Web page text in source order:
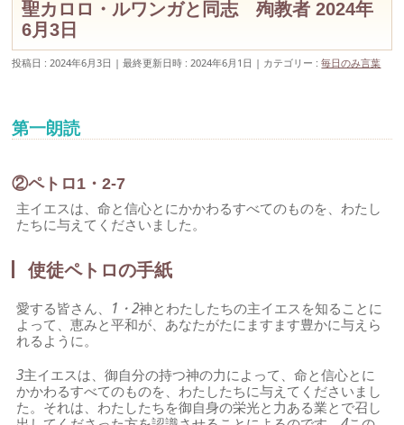
聖カロロ・ルワンガと同志 殉教者 2024年
6月3日
投稿日 : 2024年6月3日 最終更新日時 : 2024年6月1日 カテゴリー :毎日のみ言葉
第一朗読
②ペトロ1・2-7
主イエスは、命と信心とにかかわるすべてのものを、わたし
たちに与えてくださいました。
使徒ペトロの手紙
愛する皆さん、 1・2神とわたしたちの主イエスを知ることに
よって、恵みと平和が、あなたがたにますます豊かに与えら
れるように。
3主イエスは、御自分の持つ神の力によって、命と信心とに
かかわるすべてのものを、わたしたちに与えてくださいまし
た。それは、わたしたちを御自身の栄光と力ある業とで召し